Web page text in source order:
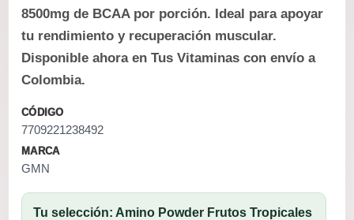
8500mg de BCAA por porción. Ideal para apoyar
tu rendimiento y recuperación muscular.
Disponible ahora en Tus Vitaminas con envío a
Colombia.
CÓDIGO
7709221238492
MARCA
GMN
Tu selección: Amino Powder Frutos Tropicales